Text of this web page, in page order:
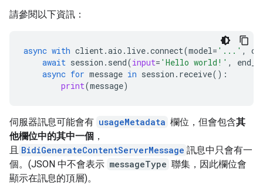
請參閱以下資訊：
async with client.aio . live.connect(model= '...' ,
await session . send(input= 'Hello world!' ,
async for message in session . receive():
print(message)
伺服器訊息可能會有 usageMetadata 欄位，但會包含其
他欄位中的其中一個 ，
且 BidiGenerateContentServerMessage 訊息中只會有一
個。(JSON 中不會表示 messageType 聯集，因此欄位會
顯示在訊息的頂層)。